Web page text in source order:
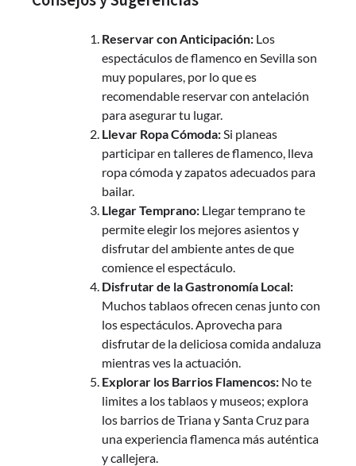
Reservar con Anticipación: Los
espectáculos de flamenco en Sevilla son
muy populares, por lo que es
recomendable reservar con antelación
para asegurar tu lugar.
Llevar Ropa Cómoda: Si planeas
participar en talleres de flamenco, lleva
ropa cómoda y zapatos adecuados para
bailar.
Llegar Temprano: Llegar temprano te
permite elegir los mejores asientos y
disfrutar del ambiente antes de que
comience el espectáculo.
Disfrutar de la Gastronomía Local:
Muchos tablaos ofrecen cenas junto con
los espectáculos. Aprovecha para
disfrutar de la deliciosa comida andaluza
mientras ves la actuación.
Explorar los Barrios Flamencos: No te
limites a los tablaos y museos; explora
los barrios de Triana y Santa Cruz para
una experiencia flamenca más auténtica
y callejera.